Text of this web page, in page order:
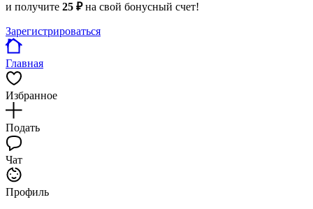
и получите 25 ₽на свой бонусный счет!
Зарегистрироваться
Главная
Избранное
Подать
Чат
Профиль